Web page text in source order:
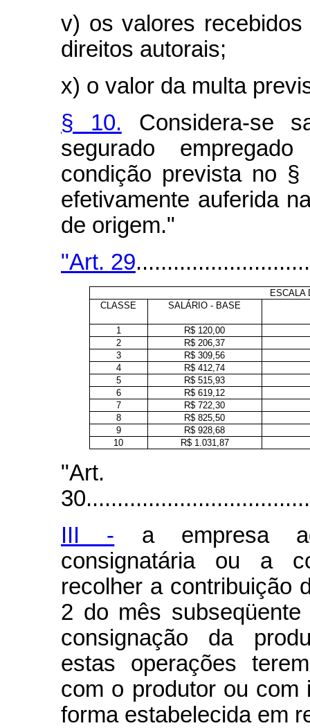
v) os valores
direitos autorais;
x) o valor da multa
§ 10. Considera-se
segurado
condição prevista no
efetivamente auferida
de origem."
"Art. 29
CLASSE
SALÁRIO - BASE
1
R$ 120,00
2
R$ 206,37
3
R$ 309,56
4
R$ 412,74
5
R$ 515,93
6
R$ 619,12
7
R$ 722,30
8
R$ 825,50
9
R$ 928,68
10
R$ 1.031,87
"Art.
III - a empresa
consignatária ou a
recolher a contribuição
2 do mês
consignação da
estas operações
com o produtor ou com
forma estabelecida em